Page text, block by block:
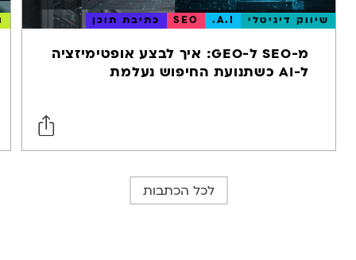
שיווק דיגיטלי A.I.
SEO כתיבת תוכן
מ-SEO ל-GEO: איך לבצע אופטימיזציה
ל-AI כשתנועת החיפוש נעלמת
לכל הכתבות